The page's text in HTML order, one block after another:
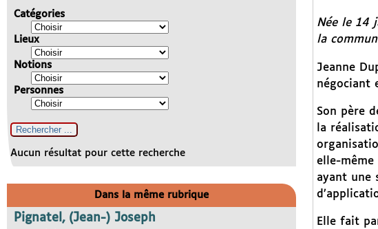
Née le 14
la
Jeanne
négociant
Son père
la
elle-même
ayant une
Elle fait
Catégories
Lieux
Notions
Personnes
Aucun résultat pour cette recherche
Dans la même rubrique
Pignatel, (Jean-) Joseph